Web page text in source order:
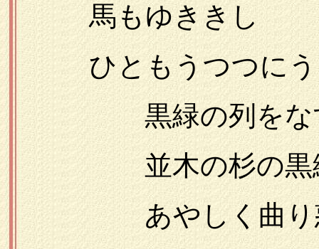
馬もゆききし
ひともうつつにう
黒緑の列をな
並木の杉の黒緑
あやしく曲り惑